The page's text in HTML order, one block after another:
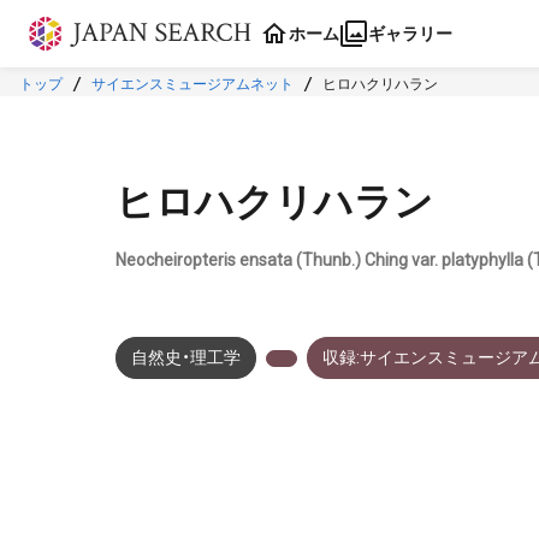
本文に飛ぶ
ホーム ギャラリー
トップ サイエンスミュージアムネット ヒロハクリハラン
ヒロハクリハラン
Neocheiropteris ensata (Thunb.) Ching var. platyphylla
自然史・理工学 収録:サイエンスミュージア